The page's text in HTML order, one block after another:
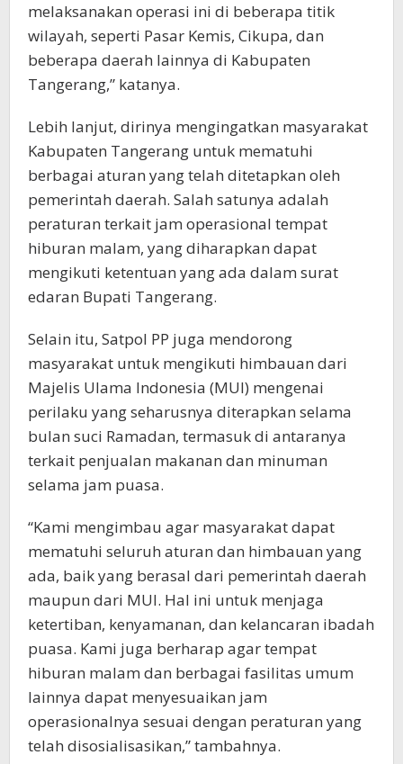
melaksanakan operasi ini di beberapa titik
wilayah, seperti Pasar Kemis, Cikupa, dan
beberapa daerah lainnya di Kabupaten
Tangerang,” katanya.
Lebih lanjut, dirinya mengingatkan masyarakat
Kabupaten Tangerang untuk mematuhi
berbagai aturan yang telah ditetapkan oleh
pemerintah daerah. Salah satunya adalah
peraturan terkait jam operasional tempat
hiburan malam, yang diharapkan dapat
mengikuti ketentuan yang ada dalam surat
edaran Bupati Tangerang.
Selain itu, Satpol PP juga mendorong
masyarakat untuk mengikuti himbauan dari
Majelis Ulama Indonesia (MUI) mengenai
perilaku yang seharusnya diterapkan selama
bulan suci Ramadan, termasuk di antaranya
terkait penjualan makanan dan minuman
selama jam puasa.
“Kami mengimbau agar masyarakat dapat
mematuhi seluruh aturan dan himbauan yang
ada, baik yang berasal dari pemerintah daerah
maupun dari MUI. Hal ini untuk menjaga
ketertiban, kenyamanan, dan kelancaran ibadah
puasa. Kami juga berharap agar tempat
hiburan malam dan berbagai fasilitas umum
lainnya dapat menyesuaikan jam
operasionalnya sesuai dengan peraturan yang
telah disosialisasikan,” tambahnya.